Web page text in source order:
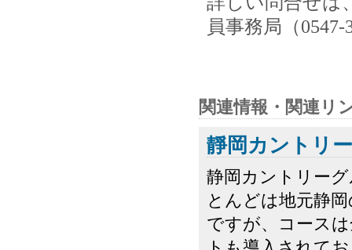
員事務局（
関連情報・関連リ
靜岡カントリ
静岡カントリー
とんどは地元静
ですが、コース